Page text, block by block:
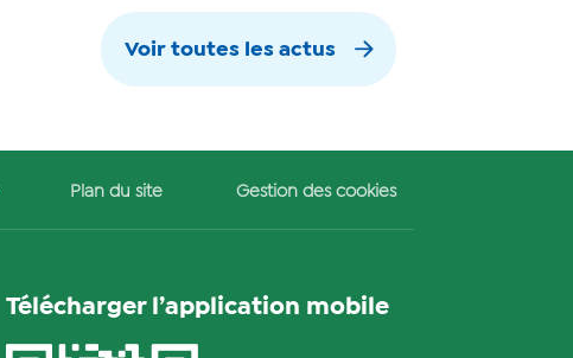
Voir toutes les actus
Plan du site Gestion des cookies
Télécharger l’application mobile